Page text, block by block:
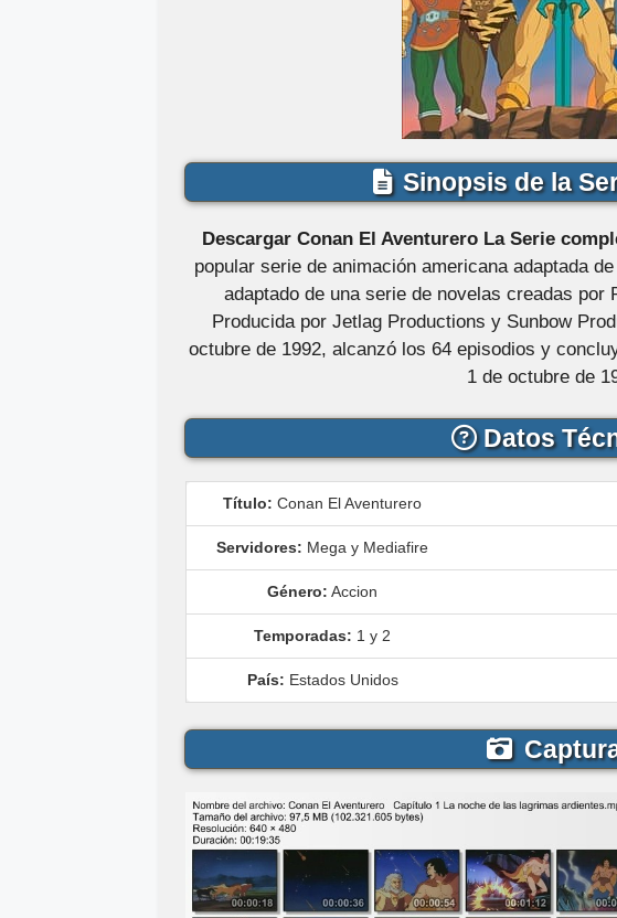
Sinopsis de la
Descargar Conan El AventureroLa Serie
popular serie de animación americana adaptada
adaptado de una serie de novelas creadas por
Producida por Jetlag Productions y Sunbow
octubre de 1992, alcanzó los 64 episodios y
1 de octubre de
Datos
Título: Conan El Aventurero
Servidores: Mega y Mediafire
Género: Accion
Temporadas: 1 y 2
País: Estados Unidos